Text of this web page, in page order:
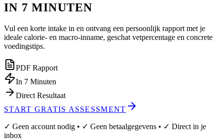
IN 7 MINUTEN
Vul een korte intake in en ontvang een persoonlijk rapport met je
ideale calorie- en macro-inname, geschat vetpercentage en concrete
voedingstips.
PDF Rapport
In 7 Minuten
Direct Resultaat
START GRATIS ASSESSMENT
✓ Geen account nodig • ✓ Geen betaalgegevens • ✓ Direct in je
inbox